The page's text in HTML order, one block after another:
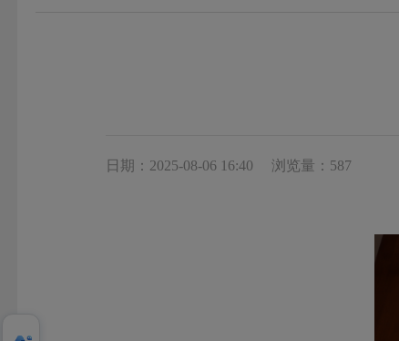
日期：2025-08-06 16:40 浏览量：587